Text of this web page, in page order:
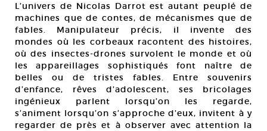
L’univers de Nicolas Darrot est autant peuplé de
machines que de contes, de mécanismes que de
fables. Manipulateur précis, il invente des
mondes où les corbeaux racontent des histoires,
où des insectes-drones survolent le monde et où
les appareillages sophistiqués font naître de
belles ou de tristes fables. Entre souvenirs
d’enfance, rêves d’adolescent, ses bricolages
ingénieux parlent lorsqu’on les regarde,
s’animent lorsqu’on s’approche d’eux, invitent à y
regarder de près et à observer avec attention la